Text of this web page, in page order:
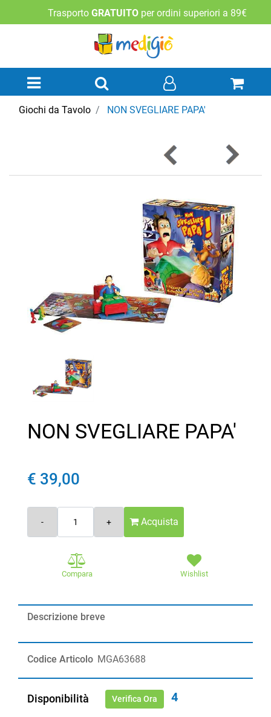
Trasporto GRATUITO per ordini superiori a 89€
Open menu
Giochi da Tavolo NON SVEGLIARE PAPA'
NON SVEGLIARE PAPA'
€ 39,00
Acquista
Compara Wishlist
Descrizione breve
Codice Articolo MGA63688
Disponibilità Verifica Ora 4